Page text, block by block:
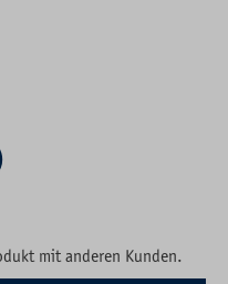
Sternen
mit anderen Kunden.